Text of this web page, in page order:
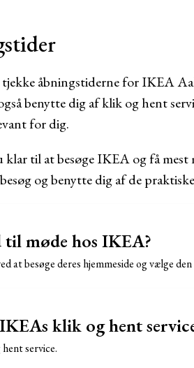
åbningstiderne for IKEA
benytte dig af klik og hent
for dig.
klar til at besøge IKEA og få
og benytte dig af de
møde hos IKEA?
at besøge deres hjemmeside og vælge
klik og hent
service.